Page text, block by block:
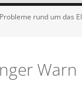
rund um das